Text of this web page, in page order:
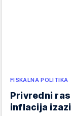
FISKALNA POLITIKA
Privredni
inflacija